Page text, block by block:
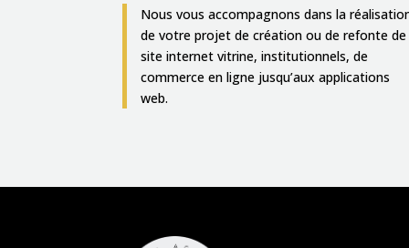
Nous vous accompagnons dans la
de votre projet de création ou de refonte de
site internet vitrine, institutionnels, de
commerce en ligne jusqu’aux applications
web.